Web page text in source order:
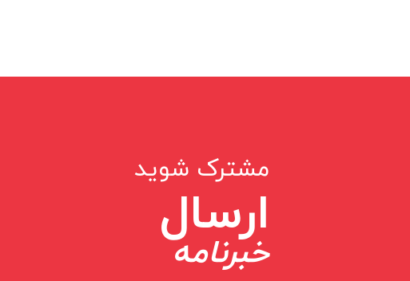
مشترک شوید
ارسال
خبرنامه